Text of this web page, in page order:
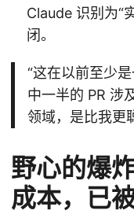
Claude 识别为“
闭。
“这在以前至少
中一半的 PR 涉
领域，是比我更
野心的爆
成本，已